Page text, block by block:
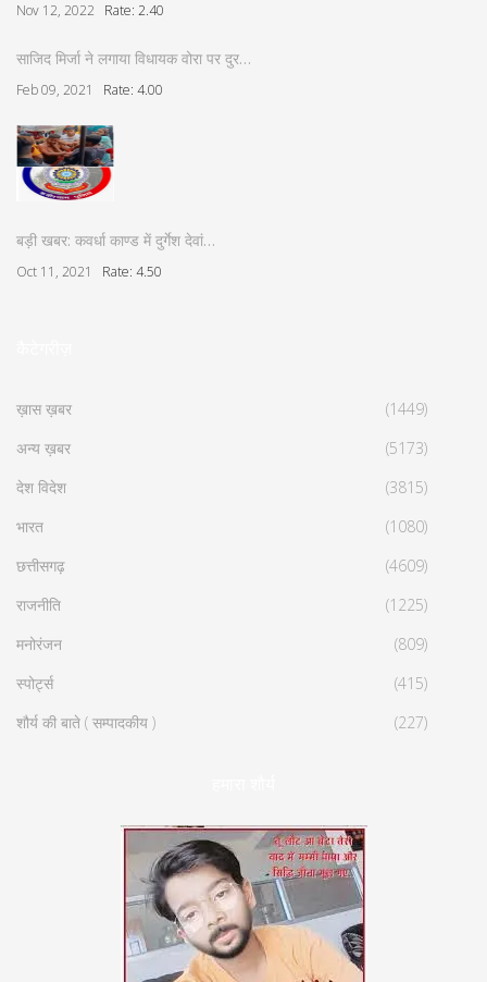
Nov 12, 2022 Rate: 2.40
साजिद मिर्जा ने लगाया विधायक वोरा पर दुर…
Feb 09, 2021 Rate: 4.00
बड़ी खबर: कवर्धा काण्ड में दुर्गेश देवां…
Oct 11, 2021 Rate: 4.50
ख़ास ख़बर
(1449)
अन्य ख़बर
(5173)
देश विदेश
(3815)
भारत
(1080)
छत्तीसगढ़
(4609)
राजनीति
(1225)
मनोरंजन
(809)
स्पोर्ट्स
(415)
शौर्य की बाते ( सम्पादकीय )
(227)